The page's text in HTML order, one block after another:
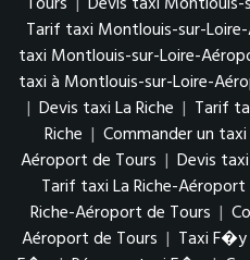
Tarif taxi Montlouis-sur-
taxi Montlouis-sur-Loire-
taxi à Montlouis-sur-Loire-
| Devis taxi La Riche | Tarif
Riche | Commander un taxi
Aéroport de Tours | Devis
Tarif taxi La Riche-Aéroport
Riche-Aéroport de Tours |
Aéroport de Tours | Taxi F�y